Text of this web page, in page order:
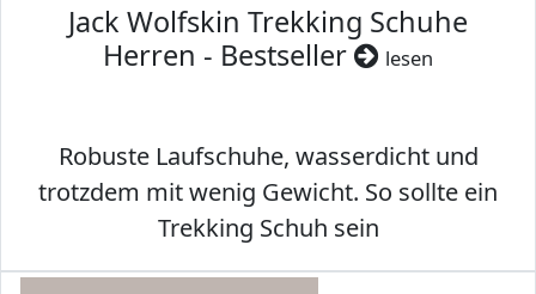
Jack Wolfskin Trekking Schuhe
Herren - Bestseller
lesen
Robuste Laufschuhe, wasserdicht und
trotzdem mit wenig Gewicht. So sollte ein
Trekking Schuh sein